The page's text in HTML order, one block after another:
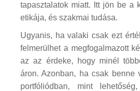
tapasztalatok miatt. Itt jön be a
etikája, és szakmai tudása.
Ugyanis, ha valaki csak ezt
felmerülhet a megfogalmazott
az az érdeke, hogy minél
áron. Azonban, ha csak benne
portfóliódban, mint